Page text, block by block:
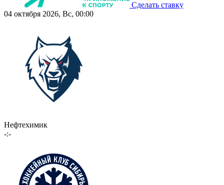
Сделать ставку
04 октября 2026, Вс, 00:00
Нефтехимик
-:-